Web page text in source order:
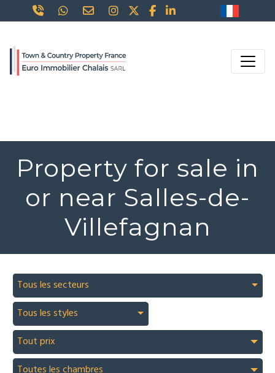
Property for sale in
or near Salles-de-
Villefagnan
Tous les secteurs
Tous les styles
Tout prix